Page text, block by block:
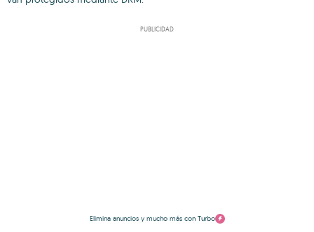
PUBLICIDAD
Elimina anuncios y mucho más con Turbo